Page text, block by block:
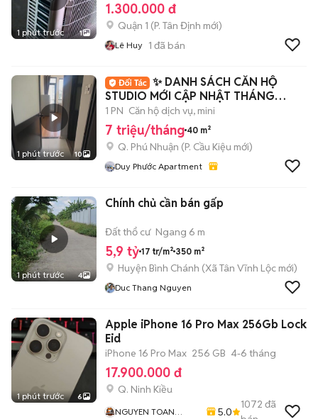
1 phút trước 1
1.300.000 đ
Quận 1 (P. Tân Định mới)
Lê Huy 1 đã bán
1 phút trước 10
✨ DANH SÁCH CĂN HỘ
STUDIO MỚI CẬP NHẬT THÁNG
7/2026 ✨
1 PN Căn hộ dịch vụ, mini
7 triệu/tháng 40 m²
Q. Phú Nhuận (P. Cầu Kiệu mới)
Duy Phước Apartment
1 phút trước 4
Chính chủ cần bán gấp
Đất thổ cư Ngang 6 m
5,9 tỷ 17 tr/m² 350 m²
Huyện Bình Chánh (Xã Tân Vĩnh Lộc mới)
Duc Thang Nguyen
1 phút trước 6
Apple iPhone 16 Pro Max 256Gb Lock
Eid
iPhone 16 Pro Max 256 GB 4-6 tháng
17.900.000 đ
Q. Ninh Kiều
NGUYEN TOAN 5.0
1072 đã